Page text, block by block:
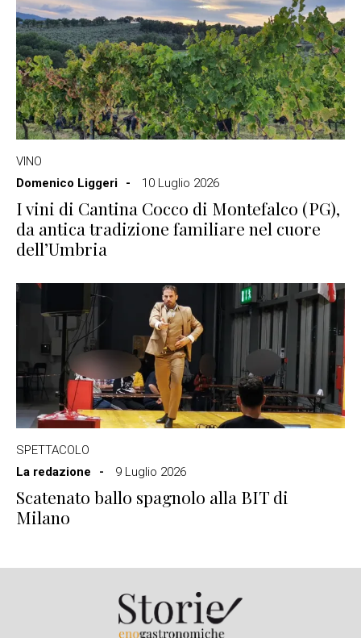
VINO
Domenico Liggeri
10 Luglio 2026
I vini di Cantina Cocco di Montefalco (PG),
da antica tradizione familiare nel cuore
dell’Umbria
SPETTACOLO
La redazione
9 Luglio 2026
Scatenato ballo spagnolo alla BIT di
Milano